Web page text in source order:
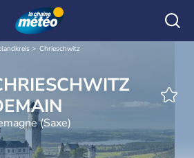
Chrieschwitz
(Saxe)